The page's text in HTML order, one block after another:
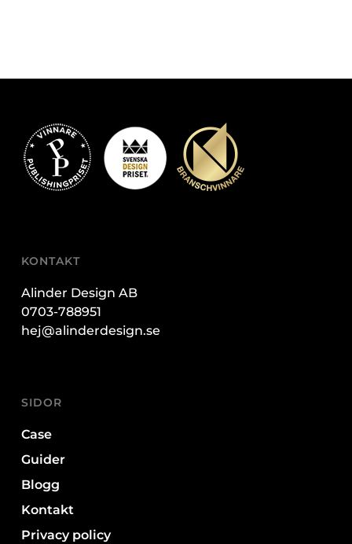
KONTAKT
Alinder Design AB
0703-788951
hej@alinderdesign.se
SIDOR
Case
Guider
Blogg
Kontakt
Privacy policy